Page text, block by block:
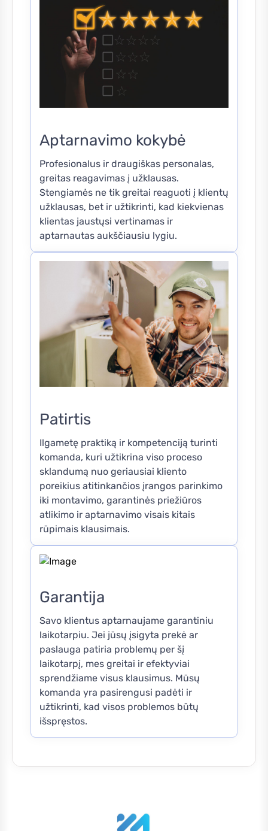
Aptarnavimo kokybė
Profesionalus ir draugiškas personalas,
greitas reagavimas į užklausas.
Stengiamės ne tik greitai reaguoti į klientų
užklausas, bet ir užtikrinti, kad kiekvienas
klientas jaustųsi vertinamas ir
aptarnautas aukščiausiu lygiu.
Patirtis
Ilgametę praktiką ir kompetenciją turinti
komanda, kuri užtikrina viso proceso
sklandumą nuo geriausiai kliento
poreikius atitinkančios įrangos parinkimo
iki montavimo, garantinės priežiūros
atlikimo ir aptarnavimo visais kitais
rūpimais klausimais.
Garantija
Savo klientus aptarnaujame garantiniu
laikotarpiu. Jei jūsų įsigyta prekė ar
paslauga patiria problemų per šį
laikotarpį, mes greitai ir efektyviai
sprendžiame visus klausimus. Mūsų
komanda yra pasirengusi padėti ir
užtikrinti, kad visos problemos būtų
išspręstos.